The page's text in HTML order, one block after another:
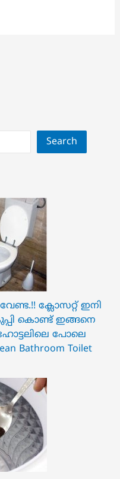
Search
ക്ലോസറ്റ് ഇനി
കൊണ്ട് ഇങ്ങനെ
പോലെ
Bathroom Toilet